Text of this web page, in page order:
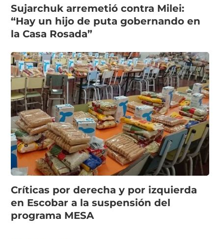
Sujarchuk arremetió contra Milei:
“Hay un hijo de puta gobernando en
la Casa Rosada”
Críticas por derecha y por izquierda
en Escobar a la suspensión del
programa MESA